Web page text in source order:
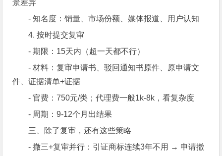
景差异
- 知名度：销量、市场份额、媒体报道、用户认知
4. 按时提交复审
- 期限：15天内（超一天都不行）
- 材料：复审申请书、驳回通知书原件、原申请文
件、证据清单+证据
- 官费：750元/类；代理费一般1k-8k，看复杂度
- 周期：9-12个月出结果
三、除了复审，还有这些策略
- 撤三+复审并行：引证商标连续3年不用 → 申请撤